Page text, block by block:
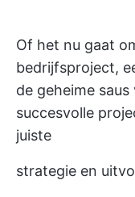
Of het nu gaat
bedrijfsproject,
de geheime
succesvolle
juiste
strategie en